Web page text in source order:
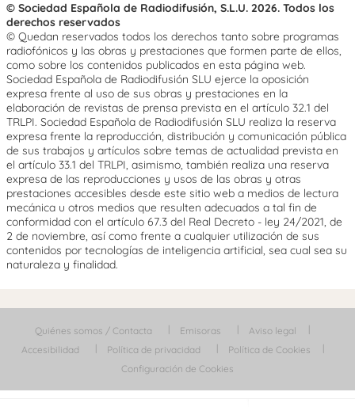
© Sociedad Española de Radiodifusión, S.L.U. 2026. Todos los
derechos reservados
© Quedan reservados todos los derechos tanto sobre programas
radiofónicos y las obras y prestaciones que formen parte de ellos,
como sobre los contenidos publicados en esta página web.
Sociedad Española de Radiodifusión SLU ejerce la oposición
expresa frente al uso de sus obras y prestaciones en la
elaboración de revistas de prensa prevista en el artículo 32.1 del
TRLPI. Sociedad Española de Radiodifusión SLU realiza la reserva
expresa frente la reproducción, distribución y comunicación pública
de sus trabajos y artículos sobre temas de actualidad prevista en
el artículo 33.1 del TRLPI, asimismo, también realiza una reserva
expresa de las reproducciones y usos de las obras y otras
prestaciones accesibles desde este sitio web a medios de lectura
mecánica u otros medios que resulten adecuados a tal fin de
conformidad con el artículo 67.3 del Real Decreto - ley 24/2021, de
2 de noviembre, así como frente a cualquier utilización de sus
contenidos por tecnologías de inteligencia artificial, sea cual sea su
naturaleza y finalidad.
Quiénes somos / Contacta Emisoras
Aviso legal
Accesibilidad
Política de privacidad
Política de Cookies
Configuración de Cookies